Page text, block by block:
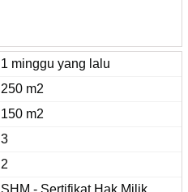
1 minggu yang lalu
250 m2
150 m2
3
2
SHM - Sertifikat Hak Milik